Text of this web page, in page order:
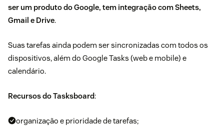
ser um produto do Google, tem integração com Sheets,
Gmail e Drive.
Suas tarefas ainda podem ser sincronizadas com todos os
dispositivos, além do Google Tasks (web e mobile) e
calendário.
Recursos do Tasksboard:
organização e prioridade de tarefas;